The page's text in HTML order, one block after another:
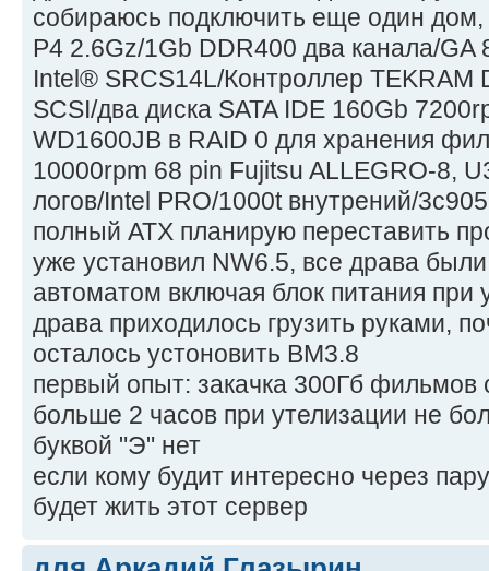
собираюсь подключить еще один
P4 2.6Gz/1Gb DDR400 два канала/GA
Intel® SRCS14L/Контроллер TEKRAM
SCSI/два диска SATA IDE 160Gb
WD1600JB в RAID 0 для хранения
10000rpm 68 pin Fujitsu ALLEGRO-8,
логов/Intel PRO/1000t внутрений/
полный ATX планирую переставить
уже установил NW6.5, все драва
автоматом включая блок питания при
драва приходилось грузить руками,
осталось устоновить BM3.8
первый опыт: закачка 300Гб фильмов
больше 2 часов при утелизации не
буквой "Э" нет
если кому будит интересно через
будет жить этот сервер